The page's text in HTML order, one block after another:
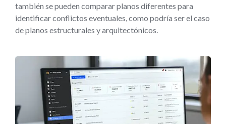
también se pueden comparar planos diferentes para
identificar conflictos eventuales, como podría ser el caso
de planos estructurales y arquitectónicos.